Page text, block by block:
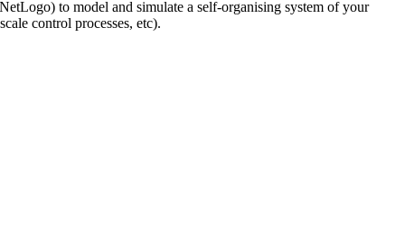
to model and simulate a self-organising system of your
control processes, etc).